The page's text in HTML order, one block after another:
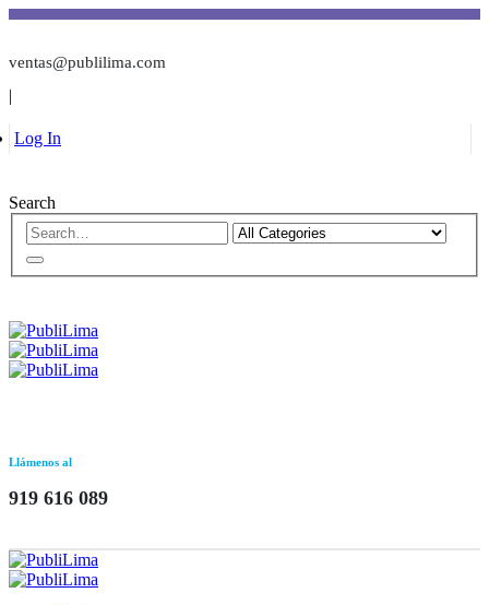
ventas@publilima.com
|
Log In
Search
Llámenos al
919 616 089